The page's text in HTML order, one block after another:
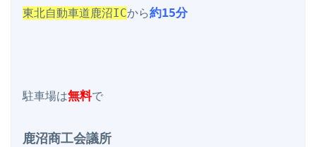
東北自動車道鹿沼ICから約15分
駐車場は無料で
鹿沼商工会議所